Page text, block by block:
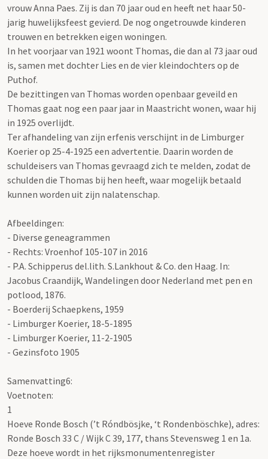
vrouw Anna Paes. Zij is dan 70 jaar oud en heeft net haar 50-
jarig huwelijksfeest gevierd. De nog ongetrouwde kinderen
trouwen en betrekken eigen woningen.
In het voorjaar van 1921 woont Thomas, die dan al 73 jaar oud
is, samen met dochter Lies en de vier kleindochters op de
Puthof.
De bezittingen van Thomas worden openbaar geveild en
Thomas gaat nog een paar jaar in Maastricht wonen, waar hij
in 1925 overlijdt.
Ter afhandeling van zijn erfenis verschijnt in de Limburger
Koerier op 25-4-1925 een advertentie. Daarin worden de
schuldeisers van Thomas gevraagd zich te melden, zodat de
schulden die Thomas bij hen heeft, waar mogelijk betaald
kunnen worden uit zijn nalatenschap.
Afbeeldingen:
- Diverse geneagrammen
- Rechts: Vroenhof 105-107 in 2016
- P.A. Schipperus del.lith. S.Lankhout & Co. den Haag. In:
Jacobus Craandijk, Wandelingen door Nederland met pen en
potlood, 1876.
- Boerderij Schaepkens, 1959
- Limburger Koerier, 18-5-1895
- Limburger Koerier, 11-2-1905
- Gezinsfoto 1905
Samenvatting6:
Voetnoten:
1
Hoeve Ronde Bosch (’t Róndbösjke, ‘t Rondenböschke), adres:
Ronde Bosch 33 C / Wijk C 39, 177, thans Stevensweg 1 en 1a.
Deze hoeve wordt in het rijksmonumentenregister